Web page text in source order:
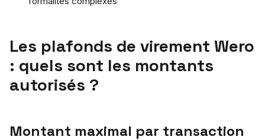
Les plafonds de virement Wero
: quels sont les montants
autorisés ?
Montant maximal par transaction